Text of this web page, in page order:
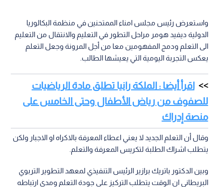
واستعرض رئيس مجلس امناء الممتحنين في منظمة البكالوريا
الدولية ديفيد هومر مراحل التطور في التعليم والانتقال من التعليم
الى التعلم ودمج المفهومين معا من أجل المرونة وجعل التعلم
يعكس التجربة اليومية التي يعيشها الطالب.
اقرأ أيضا : الملكة رانيا تطلق مادة الرياضيات
للصفوف من رياض الأطفال وحتى الخامس على
منصة إدراك
وقال أن التعلم الجديد لا يعني اعطاء المعرفة بالاكراه او الاجبار ولكن
يتطلب اشراك الطلبة لتكريس المعرفة والتعلم.
وبين الدكتور باتريك برازير الرئيس التنفيذي لمعهد التطوير التربوي
البريطاني ان الوقت يتطلب التركيز على جودة التعلم ومدى ارتباطه